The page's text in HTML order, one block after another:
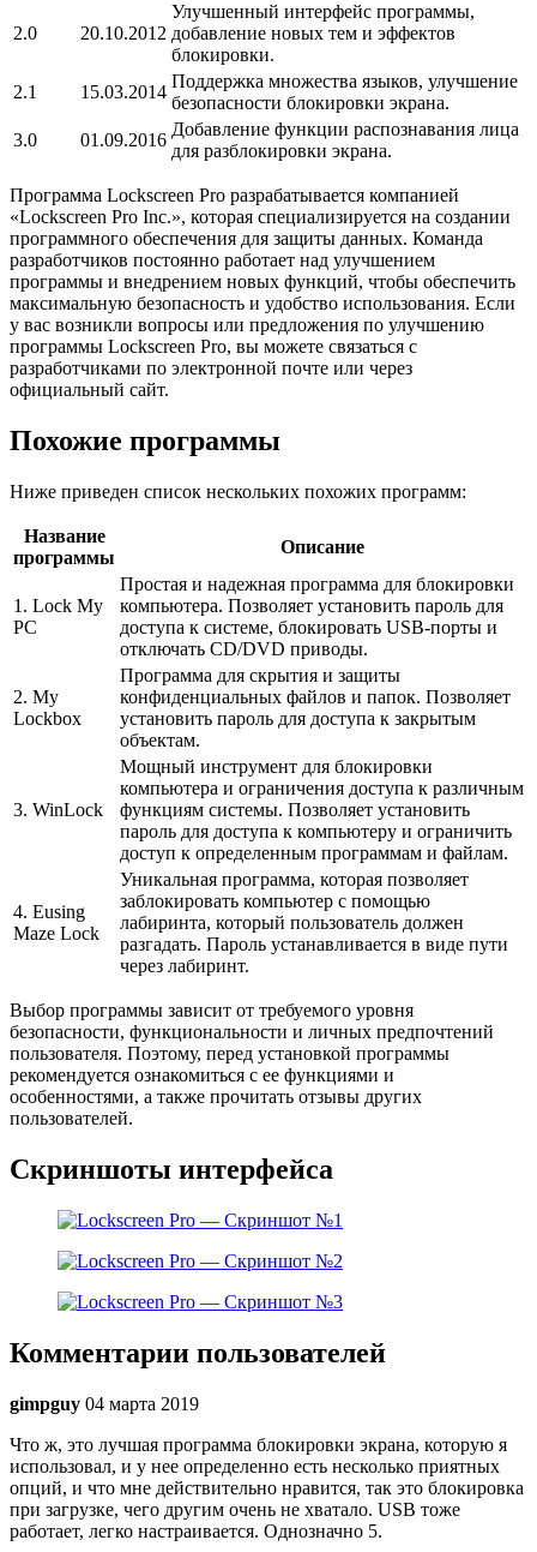
2.0 20.10.2012
Улучшенный интерфейс программы,
добавление новых тем и эффектов
блокировки.
2.1
15.03.2014
Поддержка множества языков, улучшение
безопасности блокировки экрана.
3.0
01.09.2016
Добавление функции распознавания лица
для разблокировки экрана.
Программа Lockscreen Pro разрабатывается компанией
«Lockscreen Pro Inc.», которая специализируется на создании
программного обеспечения для защиты данных. Команда
разработчиков постоянно работает над улучшением
программы и внедрением новых функций, чтобы обеспечить
максимальную безопасность и удобство использования. Если
у вас возникли вопросы или предложения по улучшению
программы Lockscreen Pro, вы можете связаться с
разработчиками по электронной почте или через
официальный сайт.
Похожие программы
Ниже приведен список нескольких похожих программ:
Название
программы
Описание
1. Lock My
PC
Простая и надежная программа для блокировки
компьютера. Позволяет установить пароль для
доступа к системе, блокировать USB-порты и
отключать CD/DVD приводы.
2. My
Lockbox
Программа для скрытия и защиты
конфиденциальных файлов и папок. Позволяет
установить пароль для доступа к закрытым
объектам.
3. WinLock
Мощный инструмент для блокировки
компьютера и ограничения доступа к различным
функциям системы. Позволяет установить
пароль для доступа к компьютеру и ограничить
доступ к определенным программам и файлам.
4. Eusing
Maze Lock
Уникальная программа, которая позволяет
заблокировать компьютер с помощью
лабиринта, который пользователь должен
разгадать. Пароль устанавливается в виде пути
через лабиринт.
Выбор программы зависит от требуемого уровня
безопасности, функциональности и личных предпочтений
пользователя. Поэтому, перед установкой программы
рекомендуется ознакомиться с ее функциями и
особенностями, а также прочитать отзывы других
пользователей.
Скриншоты интерфейса
Комментарии пользователей
gimpguy 04 марта 2019
Что ж, это лучшая программа блокировки экрана, которую я
использовал, и у нее определенно есть несколько приятных
опций, и что мне действительно нравится, так это блокировка
при загрузке, чего другим очень не хватало. USB тоже
работает, легко настраивается. Однозначно 5.